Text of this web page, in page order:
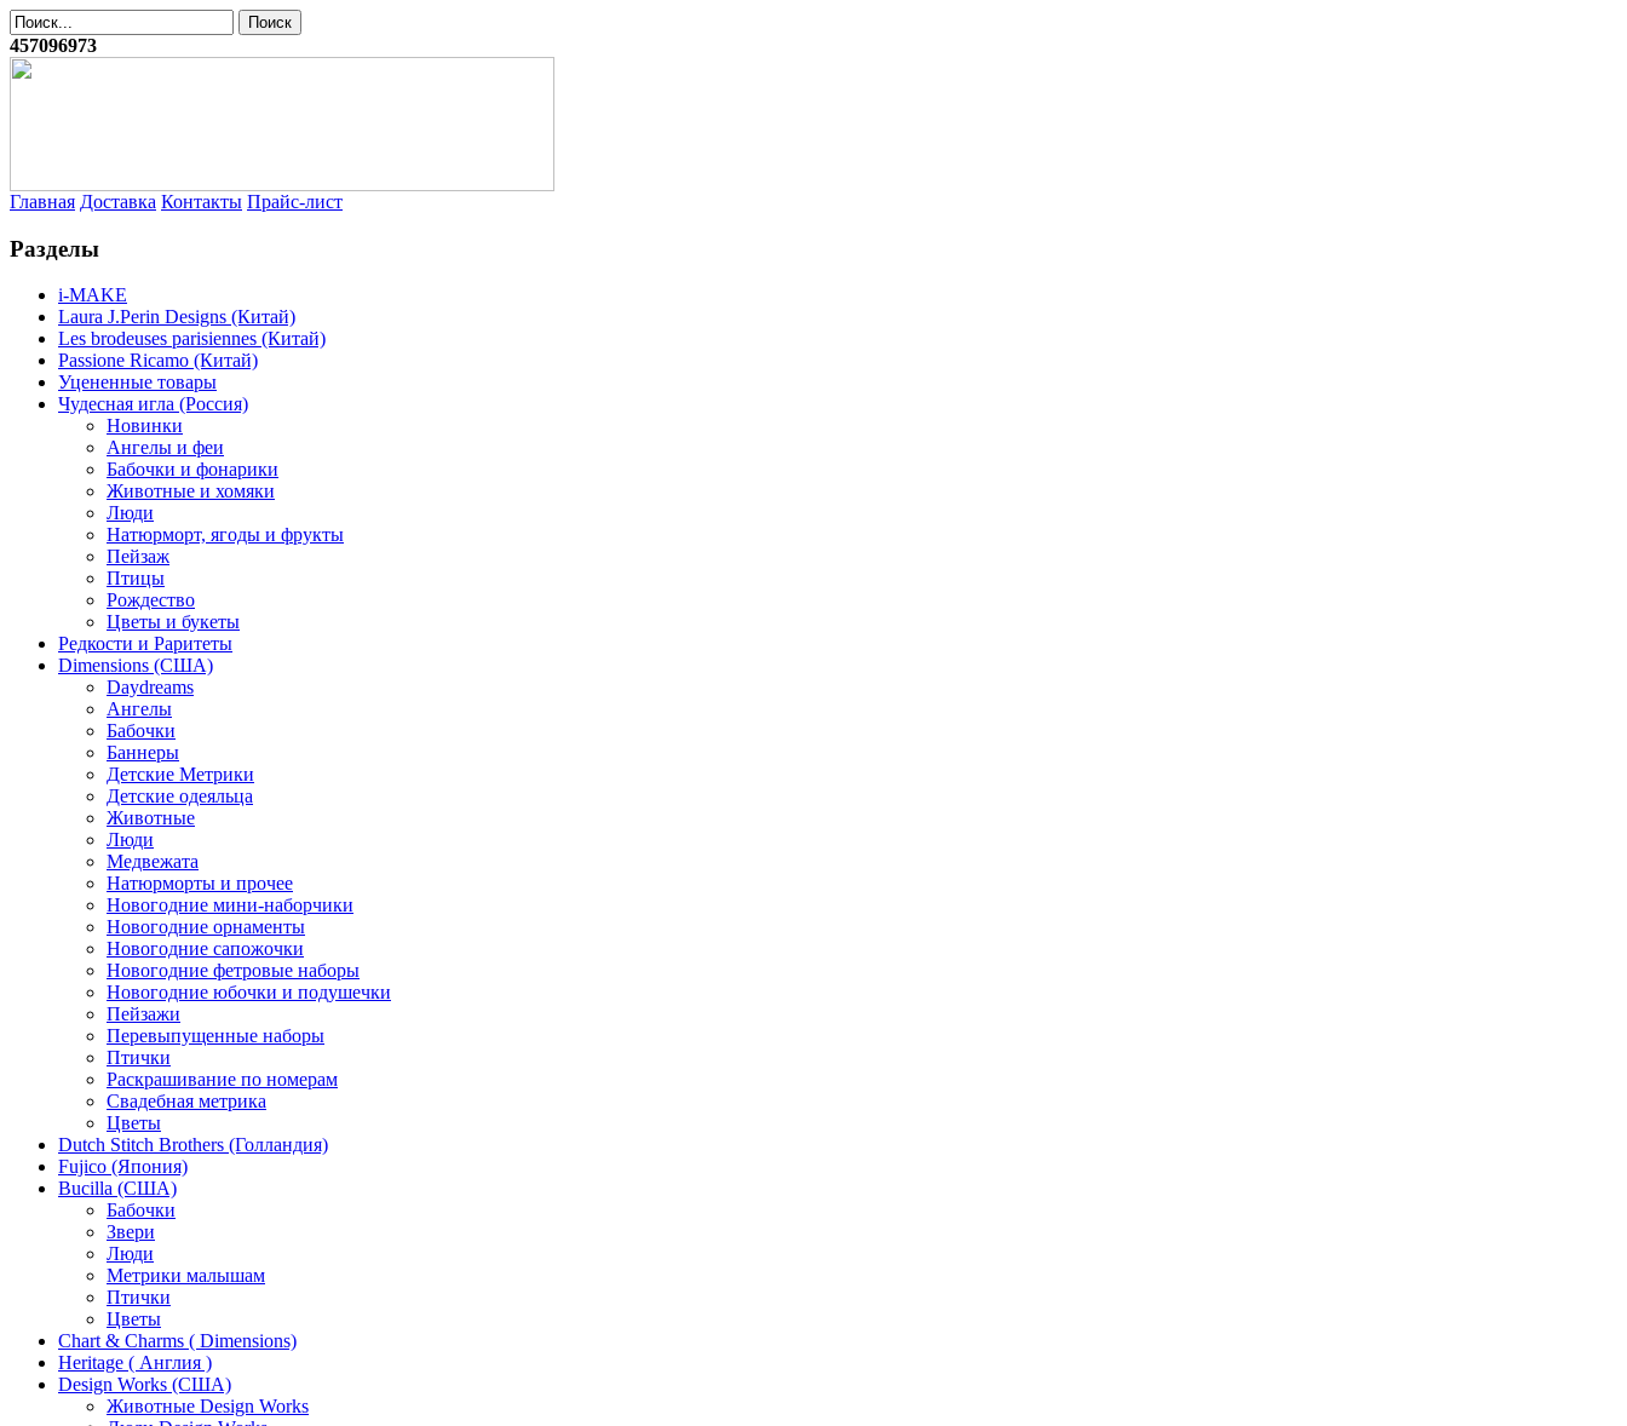
457096973
Главная Доставка Контакты Прайс-лист
Разделы
i-MAKE
Laura J.Perin Designs (Китай)
Les brodeuses parisiennes (Китай)
Passione Ricamo (Китай)
Уцененные товары
Чудесная игла (Россия)
Новинки
Ангелы и феи
Бабочки и фонарики
Животные и хомяки
Люди
Натюрморт, ягоды и фрукты
Пейзаж
Птицы
Рождество
Цветы и букеты
Редкости и Раритеты
Dimensions (США)
Daydreams
Ангелы
Бабочки
Баннеры
Детские Метрики
Детские одеяльца
Животные
Люди
Медвежата
Натюрморты и прочее
Новогодние мини-наборчики
Новогодние орнаменты
Новогодние сапожочки
Новогодние фетровые наборы
Новогодние юбочки и подушечки
Пейзажи
Перевыпущенные наборы
Птички
Раскрашивание по номерам
Свадебная метрика
Цветы
Dutch Stitch Brothers (Голландия)
Fujico (Япония)
Bucilla (США)
Бабочки
Звери
Люди
Метрики малышам
Птички
Цветы
Chart & Charms ( Dimensions)
Heritage ( Англия )
Design Works (США)
Животные Design Works